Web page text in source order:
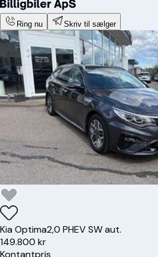
Ring nu Skriv til sælger
KiaOptima2,0 PHEV SW aut.
149.800 kr
Kontantpris